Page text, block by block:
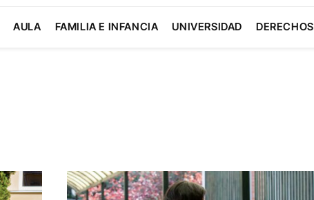
AULA FAMILIA E INFANCIA UNIVERSIDAD DERECHOS